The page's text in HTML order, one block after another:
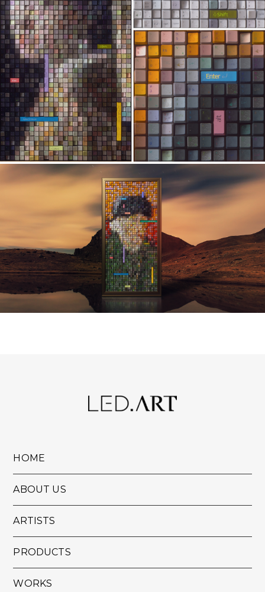
HOME
ABOUT US
ARTISTS
PRODUCTS
WORKS